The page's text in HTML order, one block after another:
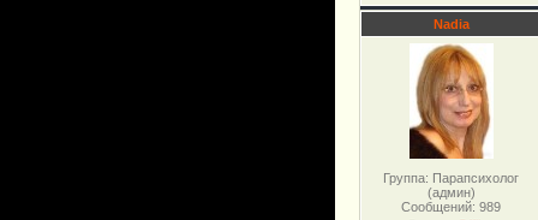
Nadia
Группа: Парапсихолог
(админ)
Сообщений:989